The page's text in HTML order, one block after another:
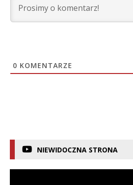
0 KOMENTARZE
NIEWIDOCZNA STRONA